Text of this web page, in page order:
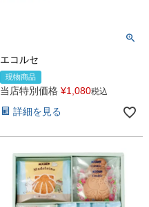
エコルセ
現物商品
当店特別価格 ¥1,080税込
詳細を見る